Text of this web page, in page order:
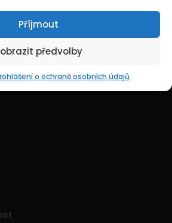
Příjmout
předvolby
o ochraně osobních údajů